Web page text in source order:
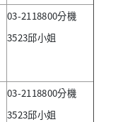
03-2118800分機
3523邱小姐
03-2118800分機
3523邱小姐